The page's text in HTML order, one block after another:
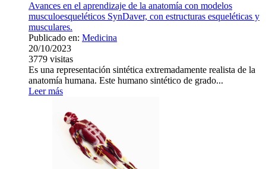
Avances en el aprendizaje de la anatomía con modelos
musculoesqueléticos SynDaver, con estructuras esqueléticas y
musculares.
Publicado en: Medicina
20/10/2023
3779 visitas
Es una representación sintética extremadamente realista de la
anatomía humana. Este humano sintético de grado...
Leer más